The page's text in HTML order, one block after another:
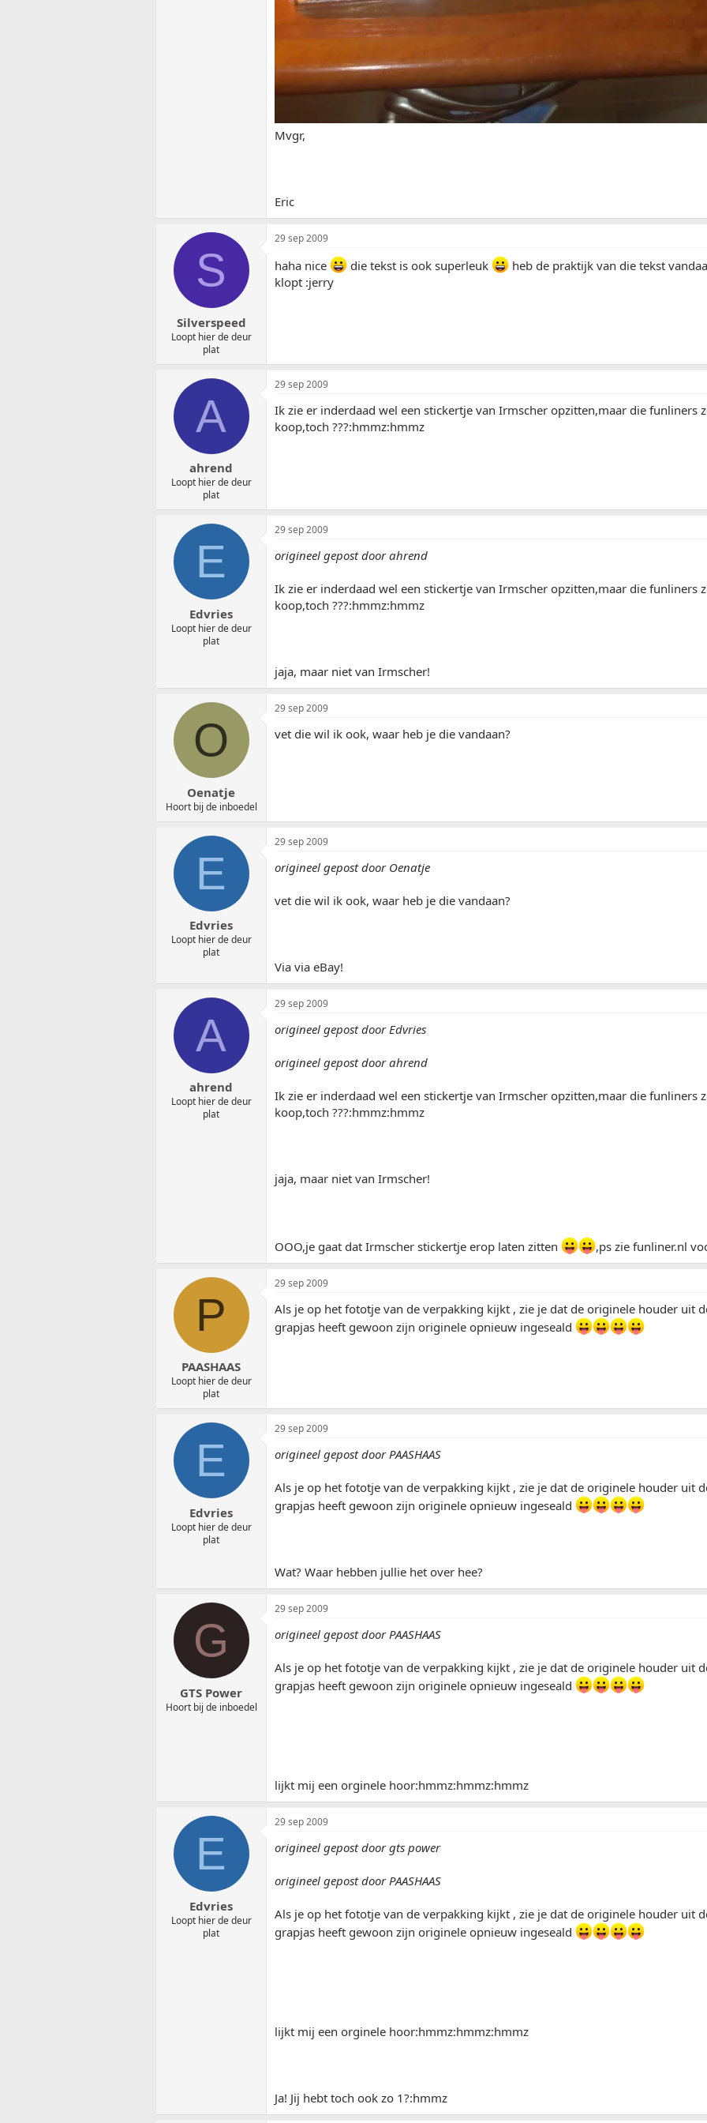
Mvgr,
Eric
S
Silverspeed
Loopt hier de deur
plat
29 sep 2009
haha nice die tekst is ook superleuk
heb de praktijk van die tekst
klopt :jerry
A
ahrend
Loopt hier de deur
plat
29 sep 2009
Ik zie er inderdaad wel een stickertje van Irmscher opzitten,maar die funliners
koop,toch ???:hmmz:hmmz
E
Edvries
Loopt hier de deur
plat
29 sep 2009
origineel gepost door ahrend
Ik zie er inderdaad wel een stickertje van Irmscher opzitten,maar die funliners
koop,toch ???:hmmz:hmmz
jaja, maar niet van Irmscher!
O
Oenatje
Hoort bij de inboedel
29 sep 2009
vet die wil ik ook, waar heb je die vandaan?
E
Edvries
Loopt hier de deur
plat
29 sep 2009
origineel gepost door Oenatje
vet die wil ik ook, waar heb je die vandaan?
Via via eBay!
A
ahrend
Loopt hier de deur
plat
29 sep 2009
origineel gepost door Edvries
origineel gepost door ahrend
Ik zie er inderdaad wel een stickertje van Irmscher opzitten,maar die funliners
koop,toch ???:hmmz:hmmz
jaja, maar niet van Irmscher!
OOO,je gaat dat Irmscher stickertje erop laten zitten ,ps zie funliner.nl
P
PAASHAAS
Loopt hier de deur
plat
29 sep 2009
Als je op het fototje van de verpakking kijkt , zie je dat de originele houder uit
grapjas heeft gewoon zijn originele opnieuw ingeseald
E
Edvries
Loopt hier de deur
plat
29 sep 2009
origineel gepost door PAASHAAS
Als je op het fototje van de verpakking kijkt , zie je dat de originele houder uit
grapjas heeft gewoon zijn originele opnieuw ingeseald
Wat? Waar hebben jullie het over hee?
G
GTS Power
Hoort bij de inboedel
29 sep 2009
origineel gepost door PAASHAAS
Als je op het fototje van de verpakking kijkt , zie je dat de originele houder uit
grapjas heeft gewoon zijn originele opnieuw ingeseald
lijkt mij een orginele hoor:hmmz:hmmz:hmmz
E
Edvries
Loopt hier de deur
plat
29 sep 2009
origineel gepost door gts power
origineel gepost door PAASHAAS
Als je op het fototje van de verpakking kijkt , zie je dat de originele houder uit
grapjas heeft gewoon zijn originele opnieuw ingeseald
lijkt mij een orginele hoor:hmmz:hmmz:hmmz
Ja! Jij hebt toch ook zo 1?:hmmz